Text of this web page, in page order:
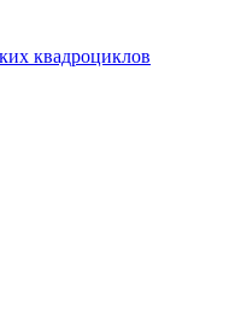
квадроциклов